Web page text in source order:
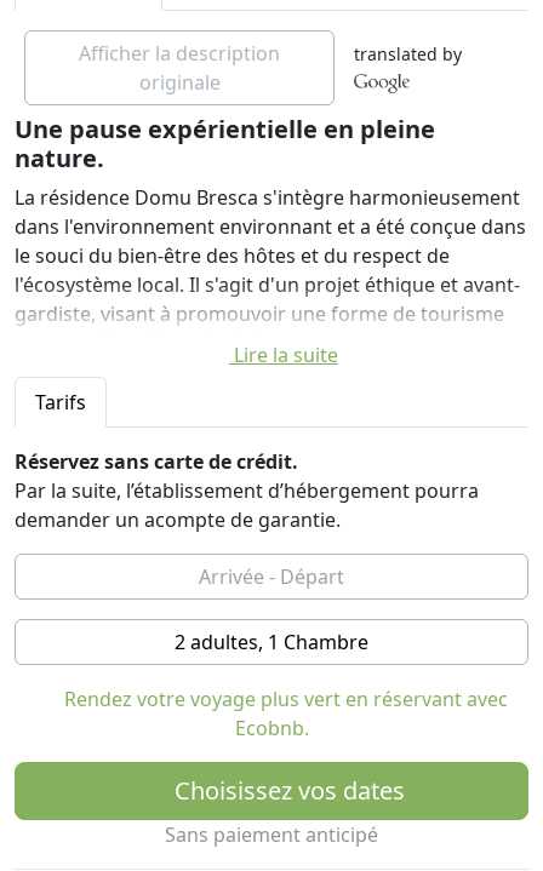
Afficher la description
originale
translated by
Une pause expérientielle en pleine
nature.
La résidence Domu Bresca s'intègre harmonieusement
dans l'environnement environnant et a été conçue dans
le souci du bien-être des hôtes et du respect de
l'écosystème local. Il s'agit d'un projet éthique et avant-
gardiste, visant à promouvoir une forme de tourisme
responsable et éco-durable.
Construit selon les principes de la bio-architecture, le
bâtiment privilégie l'utilisation de matériaux de
construction certifiés écologiques et de techniques de
construction visant à maximiser l'efficacité énergétique.
Cela se traduit par l'utilisation de bois, d'argile, de liège
et de terre crue, à l'exclusion de matériaux isolants
synthétiques et à l'utilisation limitée de matériaux à fort
impact environnemental.
Equipé d'un système de ventilation avancé, le bâtiment
assure un environnement interne climatisé et bien
ventilé, réduisant l'accumulation de dioxyde de carbone
et garantissant une haute qualité de l'air grâce aux
processus de filtration et d'assainissement.
L'atmosphère des chambres est accueillante et reflète
la tradition sarde locale, avec des meubles sur mesure
Lire la suite
Tarifs
Réservez sans carte de crédit.
Par la suite, l’établissement d’hébergement pourra
demander un acompte de garantie.
2 adultes, 1 Chambre
Rendez votre voyage plus vert en réservant avec
Ecobnb.
Choisissez vos dates
Sans paiement anticipé